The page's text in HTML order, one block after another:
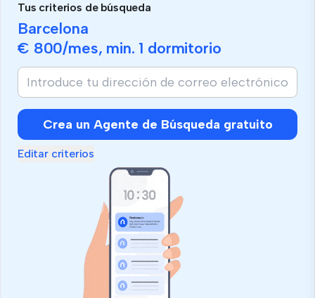
Tus criterios de búsqueda
Barcelona
€ 800/mes, min. 1 dormitorio
Crea un Agente de Búsqueda gratuito
Editar criterios